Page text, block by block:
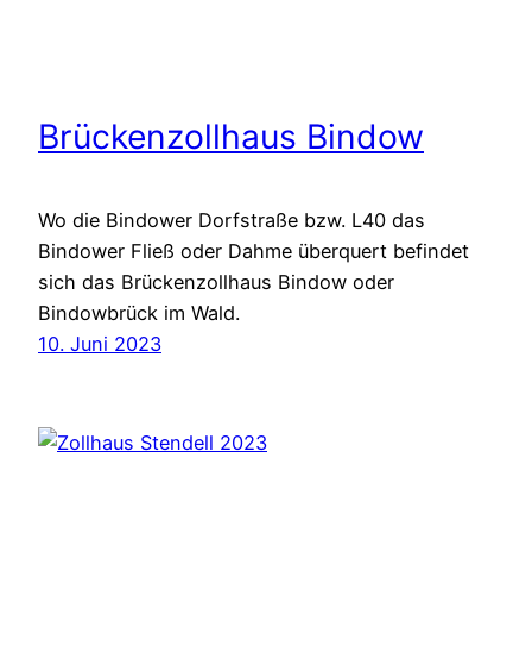
Brückenzollhaus Bindow
Wo die Bindower Dorfstraße bzw. L40 das
Bindower Fließ oder Dahme überquert befindet
sich das Brückenzollhaus Bindow oder
Bindowbrück im Wald.
10. Juni 2023